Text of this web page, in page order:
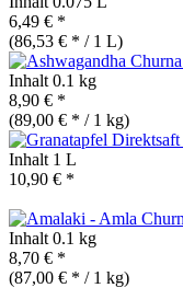
6,49 € *
(86,53 € * / 1 L)
Inhalt 0.1 kg
8,90 € *
(89,00 € * / 1 kg)
Inhalt 1 L
10,90 € *
Inhalt 0.1 kg
8,70 € *
(87,00 € * / 1 kg)